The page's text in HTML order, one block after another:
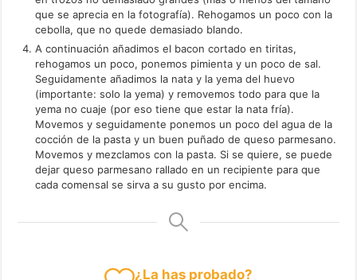
que se aprecia en la fotografía). Rehogamos un poco con la
cebolla, que no quede demasiado blando.
A continuación añadimos el bacon cortado en tiritas,
rehogamos un poco, ponemos pimienta y un poco de sal.
Seguidamente añadimos la nata y la yema del huevo
(importante: solo la yema) y removemos todo para que la
yema no cuaje (por eso tiene que estar la nata fría).
Movemos y seguidamente ponemos un poco del agua de la
cocción de la pasta y un buen puñado de queso parmesano.
Movemos y mezclamos con la pasta. Si se quiere, se puede
dejar queso parmesano rallado en un recipiente para que
cada comensal se sirva a su gusto por encima.
¿La has probado?